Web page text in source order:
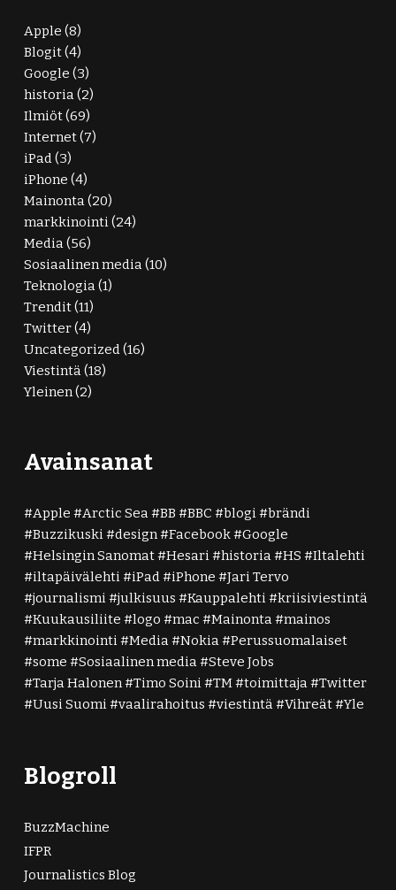
Apple (8)
Blogit(4)
Google (3)
historia(2)
Ilmiöt(69)
Internet(7)
iPad(3)
iPhone (4)
Mainonta(20)
markkinointi(24)
Media(56)
Sosiaalinen media(10)
Teknologia(1)
Trendit(11)
Twitter(4)
Uncategorized(16)
Viestintä(18)
Yleinen(2)
Avainsanat
Apple Arctic Sea BB BBC blogi
brändi
Buzzikuski
design Facebook
Google
Helsingin Sanomat
Hesari historia HS
Iltalehti
iltapäivälehti
iPad iPhone
Jari Tervo
journalismi
julkisuus Kauppalehti
kriisiviestintä
Kuukausiliite
logo mac Mainonta
mainos
markkinointi
Media Nokia
Perussuomalaiset
some
Sosiaalinen media
Steve Jobs
Tarja Halonen
Timo Soini TM toimittaja
Twitter
Uusi Suomi
vaalirahoitus viestintä Vihreät Yle
Blogroll
BuzzMachine
IFPR
Journalistics Blog